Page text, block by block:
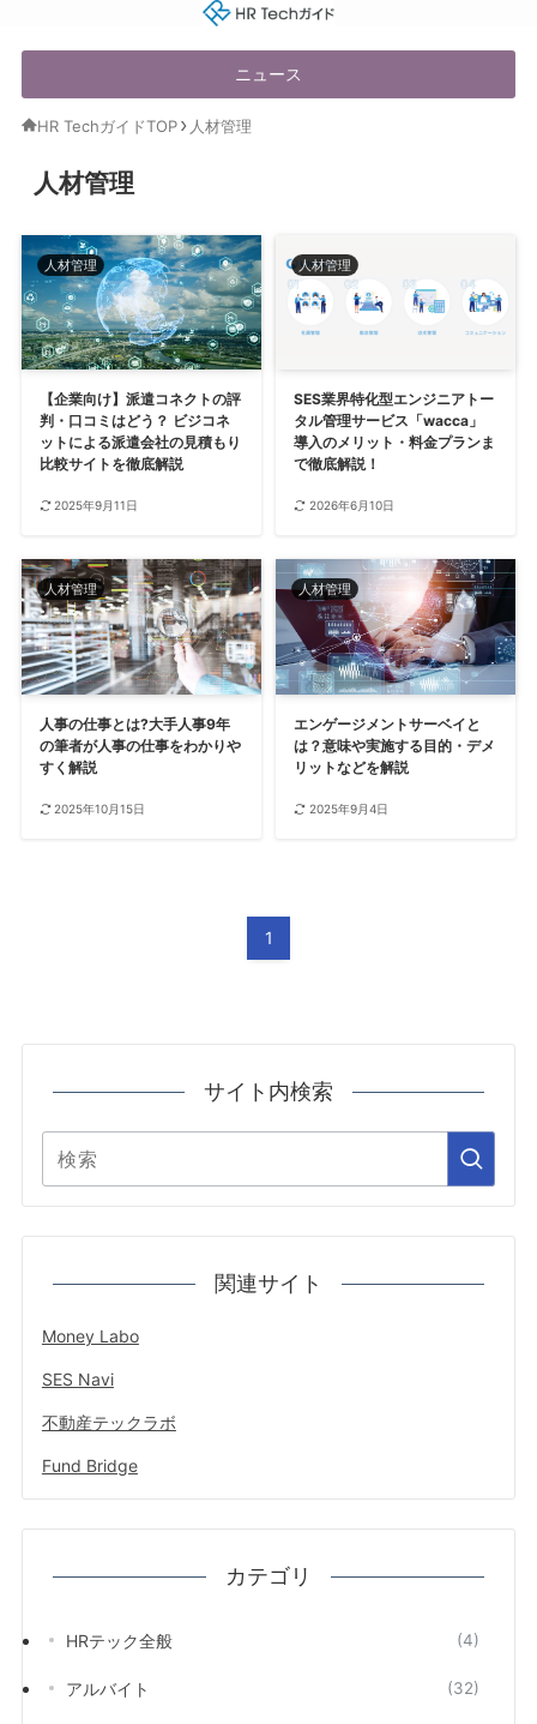
HR Techガイド
ニュース
HR TechガイドTOP 人材管理
人材管理
人材管理
【企業向け】派遣コネクトの評
判・口コミはどう？ ビジコネ
ットによる派遣会社の見積もり
比較サイトを徹底解説
2025年9月11日
人材管理
SES業界特化型エンジニアトー
タル管理サービス「wacca」
導入のメリット・料金プランま
で徹底解説！
2026年6月10日
人材管理
人事の仕事とは?大手人事9年
の筆者が人事の仕事をわかりや
すく解説
2025年10月15日
人材管理
エンゲージメントサーベイと
は？意味や実施する目的・デメ
リットなどを解説
2025年9月4日
1
サイト内検索
関連サイト
Money Labo
SES Navi
不動産テックラボ
Fund Bridge
カテゴリ
HRテック全般 (4)
アルバイト (32)